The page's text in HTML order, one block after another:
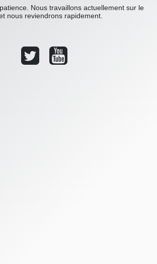
Nous travaillons actuellement sur le
nous reviendrons rapidement.